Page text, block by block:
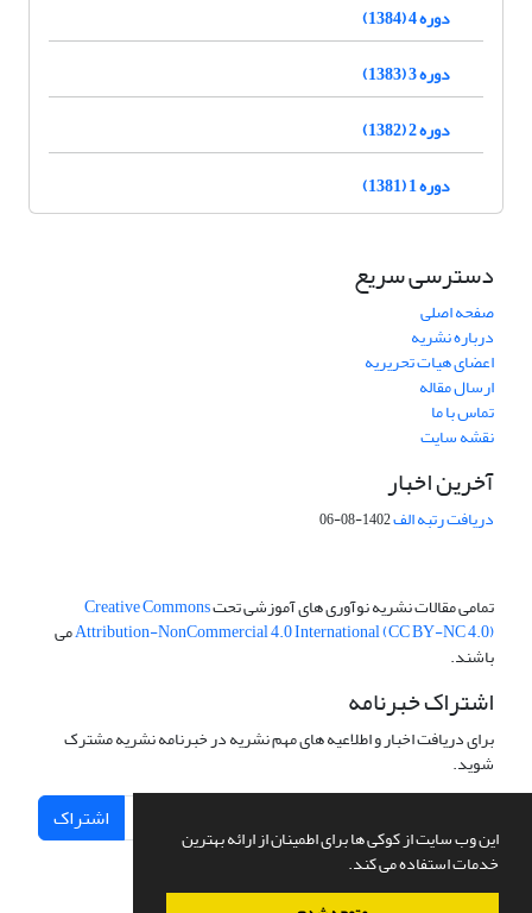
این وب سایت از کوکی ها برای اطمینان از ارائه بهترین
خدمات استفاده می کند.
دوره 4 (1384)
دوره 3 (1383)
دوره 2 (1382)
دوره 1 (1381)
دسترسی سریع
صفحه اصلی
درباره نشریه
اعضای هیات تحریریه
ارسال مقاله
تماس با ما
نقشه سایت
آخرین اخبار
دریافت رتبه الف1402-08-06
تمامی مقالات نشریه نوآوری های آموزشی تحتCreative Commons
Attribution-NonCommercial 4.0 International (CC BY-NC 4.0)می
باشند.
اشتراک خبرنامه
برای دریافت اخبار و اطلاعیه های مهم نشریه در خبرنامه نشریه مشترک
شوید.
اشتراک